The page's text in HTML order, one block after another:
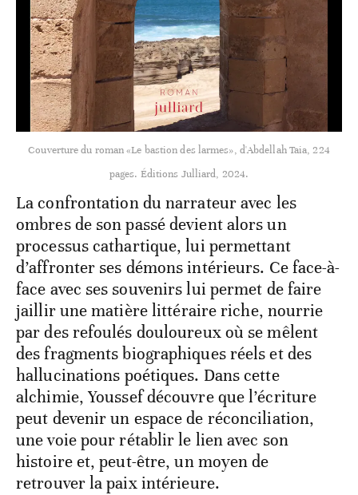
Couverture du roman «Le bastion des larmes», d'Abdellah Taia, 224
pages. Éditions Julliard, 2024.
La confrontation du narrateur avec les
ombres de son passé devient alors un
processus cathartique, lui permettant
d’affronter ses démons intérieurs. Ce face-à-
face avec ses souvenirs lui permet de faire
jaillir une matière littéraire riche, nourrie
par des refoulés douloureux où se mêlent
des fragments biographiques réels et des
hallucinations poétiques. Dans cette
alchimie, Youssef découvre que l’écriture
peut devenir un espace de réconciliation,
une voie pour rétablir le lien avec son
histoire et, peut-être, un moyen de
retrouver la paix intérieure.